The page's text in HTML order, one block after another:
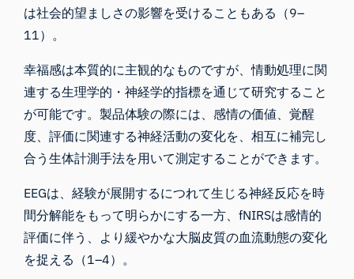
は社会的望ましさの影響を受けることもある（9–
11）。
幸福感は本質的に主観的なものですが、情動処理に関
連する生理学的・神経学的指標を通じて研究すること
が可能です。製品体験の際には、感情の価値、覚醒
度、評価に関連する神経活動の変化を、相互に補完し
合う生体計測手法を用いて測定することができます。
EEGは、経験が展開するにつれて生じる神経反応を時
間分解能をもって明らかにする一方、fNIRSは感情的
評価に伴う、より緩やかな大脳皮質の血流動態の変化
を捉える（1–4）。